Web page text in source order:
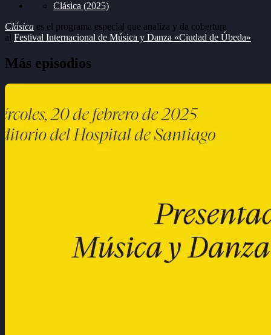
Clásica (2025)
Clásica es el programa especial que analiza y da cobertura
al Festival Internacional de Música y Danza «Ciudad de Úbeda».
Más episodios